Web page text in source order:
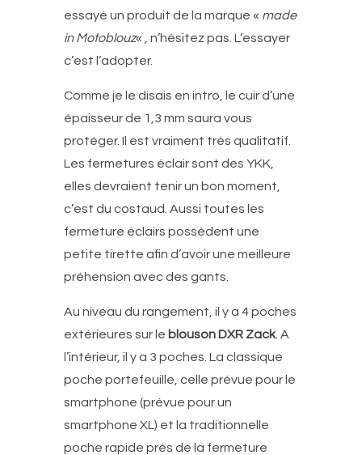
essayé un produit de la marque « made
in Motoblouz« , n’hésitez pas. L’essayer
c’est l’adopter.
Comme je le disais en intro, le cuir d’une
épaisseur de 1,3 mm saura vous
protéger. Il est vraiment très qualitatif.
Les fermetures éclair sont des YKK,
elles devraient tenir un bon moment,
c’est du costaud. Aussi toutes les
fermeture éclairs possèdent une
petite tirette afin d’avoir une meilleure
préhension avec des gants.
Au niveau du rangement, il y a 4 poches
extérieures sur le blouson DXR Zack. A
l’intérieur, il y a 3 poches. La classique
poche portefeuille, celle prévue pour le
smartphone (prévue pour un
smartphone XL) et la traditionnelle
poche rapide près de la fermeture